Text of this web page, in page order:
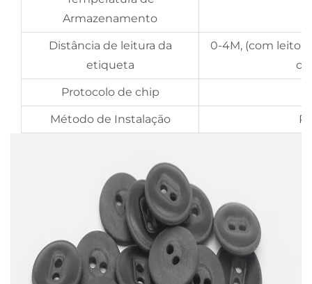
Armazenamento
Distância de leitura da
etiqueta
0-4M, (com
Protocolo de chip
Método de Instalação